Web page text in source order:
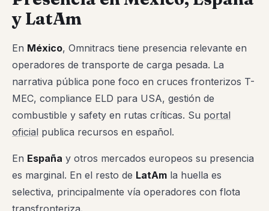
y LatAm
En México, Omnitracs tiene presencia relevante en
operadores de transporte de carga pesada. La
narrativa pública pone foco en cruces fronterizos T-
MEC, compliance ELD para USA, gestión de
combustible y safety en rutas críticas. Su portal
oficial publica recursos en español.
En España y otros mercados europeos su presencia
es marginal. En el resto de LatAm la huella es
selectiva, principalmente vía operadores con flota
transfronteriza.